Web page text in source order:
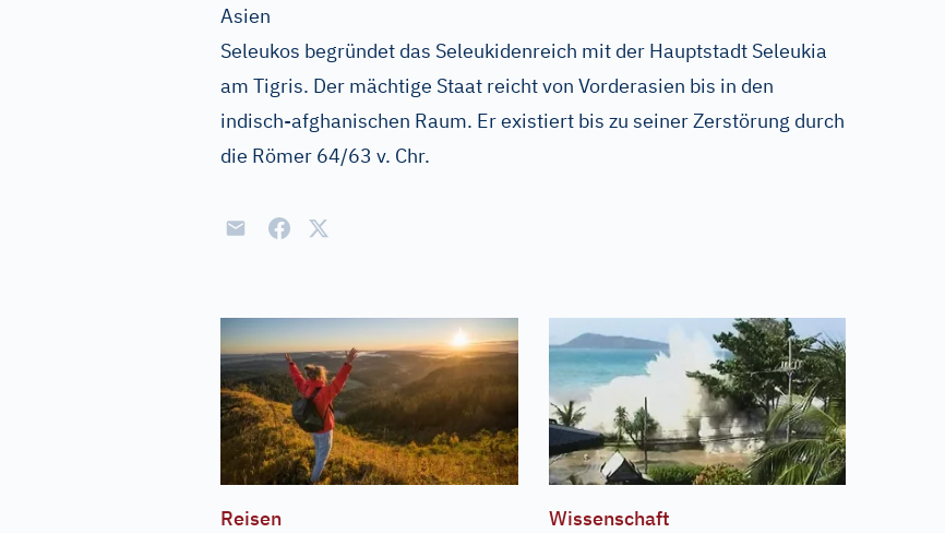
Asien
Seleukos begründet das Seleukidenreich mit der Hauptstadt Seleukia
am Tigris. Der mächtige Staat reicht von Vorderasien bis in den
indisch-afghanischen Raum. Er existiert bis zu seiner Zerstörung durch
die Römer 64/63 v. Chr.
Reisen Wissenschaft